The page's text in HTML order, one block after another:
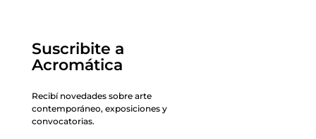
Suscribite a
Acromática
Recibí novedades sobre arte
contemporáneo, exposiciones y
convocatorias.